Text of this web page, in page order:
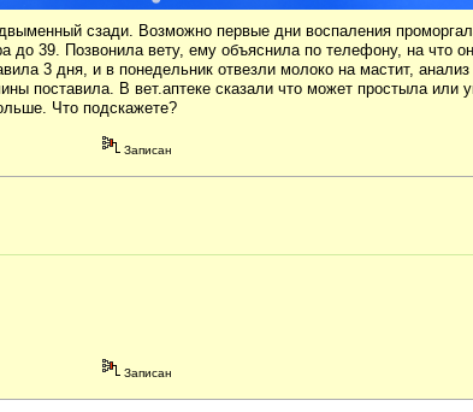
сзади. Возможно первые дни воспаления
до 39. Позвонила вету, ему объяснила по телефону, на что
3 дня, и в понедельник отвезли молоко на мастит, анализ
поставила. В вет.аптеке сказали что может простыла или
Что подскажете?
Записан
Записан